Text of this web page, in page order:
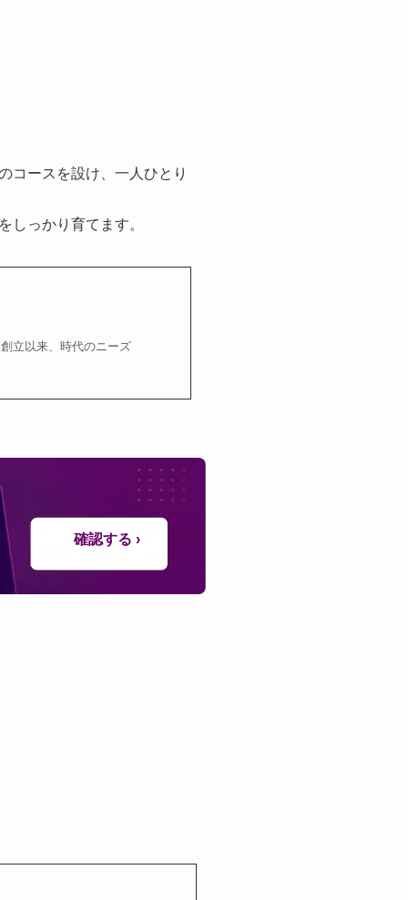
コースを設け、一人ひとり
しっかり育てます。
立以来、時代のニーズ
確認する ›